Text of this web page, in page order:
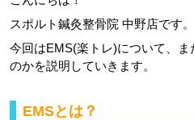
スポルト鍼灸整骨院 中野店です。
今回はEMS(楽トレ)について、
のかを説明していきます。
EMSとは？